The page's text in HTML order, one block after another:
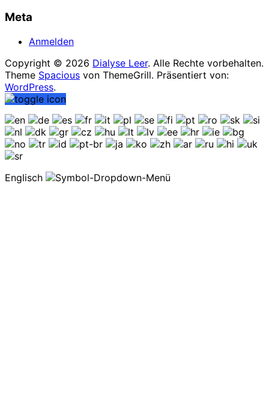
Meta
Anmelden
Copyright © 2026 Dialyse Leer. Alle Rechte vorbehalten.
Theme Spacious von ThemeGrill. Präsentiert von:
WordPress.
Englisch